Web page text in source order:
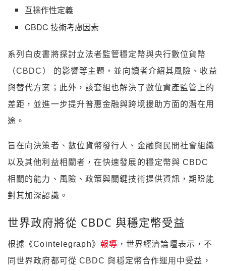
互操作性定義
CBDC 技術考慮因素
系列白皮書將探討立法者監管穩定幣與央行數位貨幣
（CBDC） 的影響等主題，並向讀者介紹其風險、收益
與替代方案；此外，該套組也解決了數位資產監管上的
差距，並進一步提升普惠金融與跨境援助方面的潛在用
途。
旨在向決策者、數位貨幣發行人、金融與民間社會組織
以及其他利益相關者，在快速發展的穩定幣與 CBDC
相關的能力、風險、政策與關鍵技術提供資訊，期盼能
對其加深認識。
世界政府將從 CBDC 與穩定幣受益
根據《Cointelegraph》 報導 ，世界經濟論壇表示，不
同世界政府都可從 CBDC 與穩定幣合作運用中受益，